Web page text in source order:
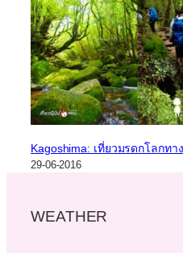
Kagoshima: เที่ยวมรดกโลกทา
29-06-2016
WEATHER